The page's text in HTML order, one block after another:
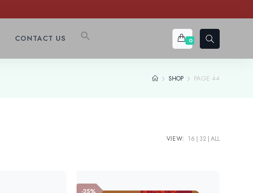
CONTACT US 0
SHOP PAGE 44
VIEW: 16 32 ALL